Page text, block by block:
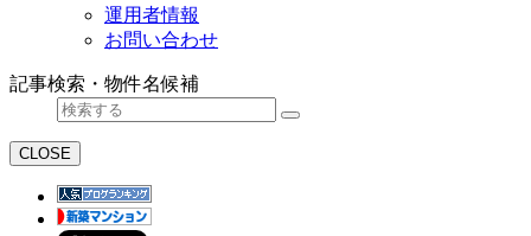
運用者情報
お問い合わせ
記事検索・物件名候補
CLOSE